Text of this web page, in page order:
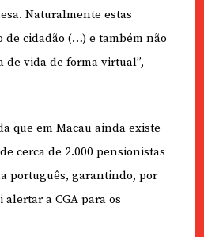
Naturalmente estas
de cidadão (…) e também não
de vida de forma virtual”,
que em Macau ainda existe
cerca de 2.000 pensionistas
português, garantindo, por
alertar a CGA para os